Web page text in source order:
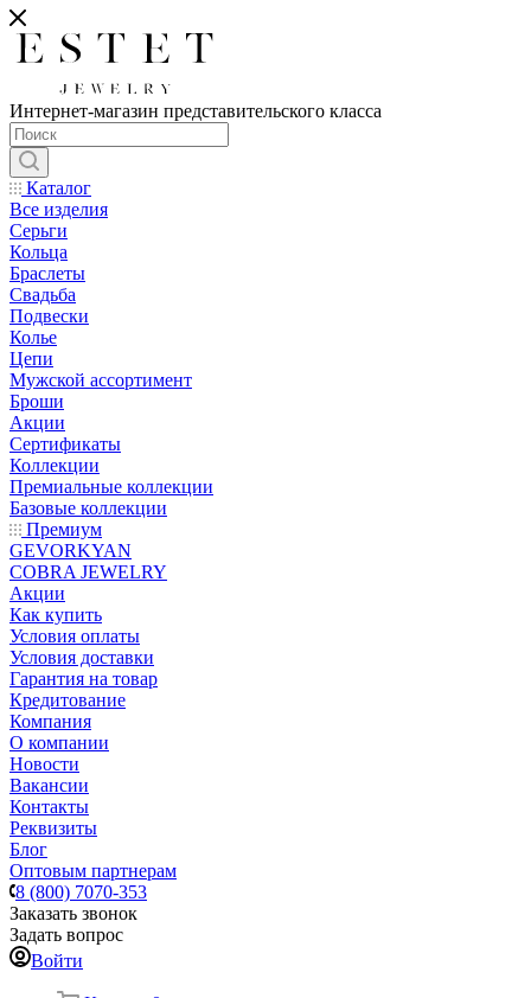
Интернет-магазин представительского класса
Каталог
Все изделия
Серьги
Кольца
Браслеты
Свадьба
Подвески
Колье
Цепи
Мужской ассортимент
Броши
Акции
Сертификаты
Коллекции
Премиальные коллекции
Базовые коллекции
Премиум
GEVORKYAN
COBRA JEWELRY
Акции
Как купить
Условия оплаты
Условия доставки
Гарантия на товар
Кредитование
Компания
О компании
Новости
Вакансии
Контакты
Реквизиты
Блог
Оптовым партнерам
8 (800) 7070-353
Заказать звонок
Задать вопрос
Войти